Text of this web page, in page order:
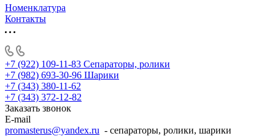
Номенклатура
Контакты
+7 (922) 109-11-83 Сепараторы, ролики
+7 (982) 693-30-96 Шарики
+7 (343) 380-11-62
+7 (343) 372-12-82
Заказать звонок
E-mail
promasterus@yandex.ru - сепараторы, ролики, шарики